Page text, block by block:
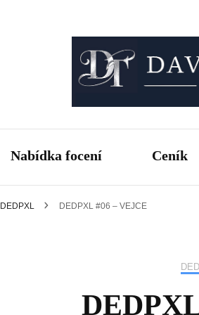
Fotograf pro
Nabídka focení Ceník
DEDPXL DEDPXL #06 – VEJCE